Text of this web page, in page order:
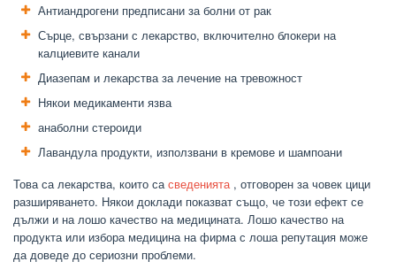
Антиандрогени предписани за болни от рак
Сърце, свързани с лекарство, включително блокери на
калциевите канали
Диазепам и лекарства за лечение на тревожност
Някои медикаменти язва
анаболни стероиди
Лавандула продукти, използвани в кремове и шампоани
Това са лекарства, които сасведенията, отговорен за човек цици
разширяването. Някои доклади показват също, че този ефект се
дължи и на лошо качество на медицината. Лошо качество на
продукта или избора медицина на фирма с лоша репутация може
да доведе до сериозни проблеми.